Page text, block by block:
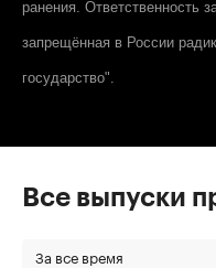
ранения. Ответственность
запрещённая в России
государство".
Все выпуски
За все время